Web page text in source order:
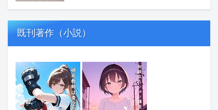
既刊著作（小説）